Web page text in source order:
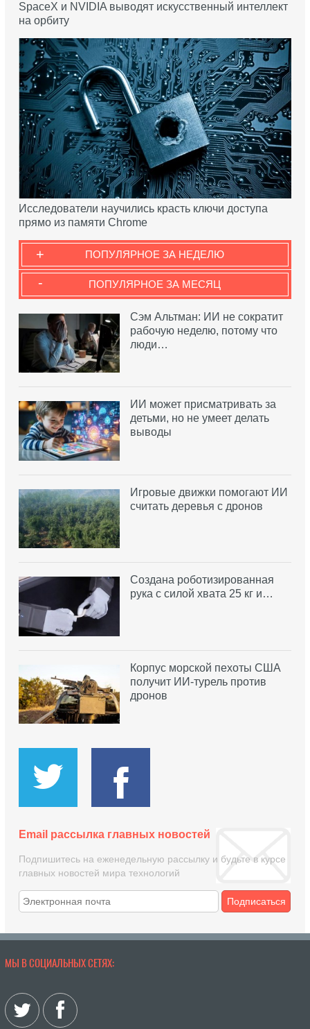
SpaceX и NVIDIA выводят искусственный интеллект
на орбиту
Исследователи научились красть ключи доступа
прямо из памяти Chrome
ПОПУЛЯРНОЕ ЗА НЕДЕЛЮ
+
ПОПУЛЯРНОЕ ЗА МЕСЯЦ
-
Сэм Альтман: ИИ не сократит
рабочую неделю, потому что
люди…
ИИ может присматривать за
детьми, но не умеет делать
выводы
Игровые движки помогают ИИ
считать деревья с дронов
Создана роботизированная
рука с силой хвата 25 кг и…
Корпус морской пехоты США
получит ИИ-турель против
дронов
Email рассылка главных новостей
Подпишитесь на еженедельную рассылку и будьте в курсе
главных новостей мира технологий
Подписаться
МЫ В СОЦИАЛЬНЫХ СЕТЯХ: